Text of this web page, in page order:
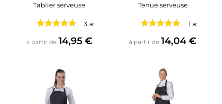
Tablier serveuse
3 avis
à partir de Prix
14,95 €
Tenue serveuse
1 avis
à partir de Prix
14,04 €